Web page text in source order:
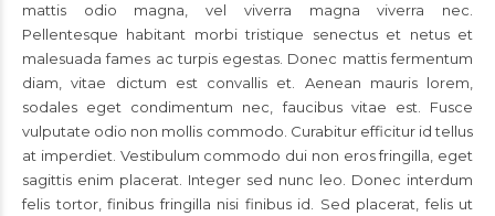
mattis odio magna, vel viverra magna viverra nec.
Pellentesque habitant morbi tristique senectus et netus et
malesuada fames ac turpis egestas. Donec mattis fermentum
diam, vitae dictum est convallis et. Aenean mauris lorem,
sodales eget condimentum nec, faucibus vitae est. Fusce
vulputate odio non mollis commodo. Curabitur efficitur id tellus
at imperdiet. Vestibulum commodo dui non eros fringilla, eget
sagittis enim placerat. Integer sed nunc leo. Donec interdum
felis tortor, finibus fringilla nisi finibus id. Sed placerat, felis ut